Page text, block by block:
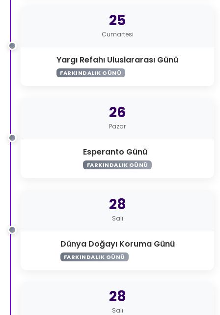
25
Cumartesi
Yargı Refahı Uluslararası Günü
FARKINDALIK GÜNÜ
26
Pazar
Esperanto Günü
FARKINDALIK GÜNÜ
28
Salı
Dünya Doğayı Koruma Günü
FARKINDALIK GÜNÜ
28
Salı